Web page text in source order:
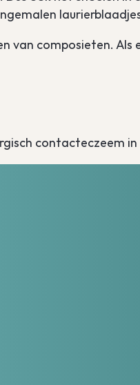
van composieten. Als
contacteczeem